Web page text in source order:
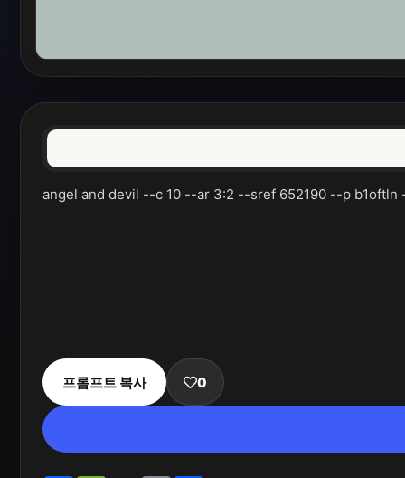
angel and devil --c 10 --ar 3:2 --sref 652190 --p b1oftln
프롬프트 복사 0